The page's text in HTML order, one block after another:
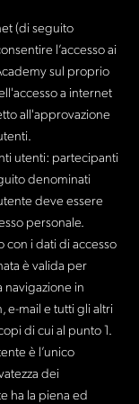
(di seguito
l’accesso ai
sul proprio
a internet
all'approvazione
utenti: partecipanti
denominati
deve essere
personale.
con i dati di accesso
è valida per
navigazione in
e-mail e tutti gli altri
di cui al punto 1.
è l’unico
dei
ha la piena ed